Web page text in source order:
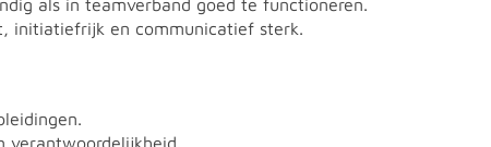
als in teamverband goed te functioneren.
initiatiefrijk en communicatief sterk.
verantwoordelijkheid.